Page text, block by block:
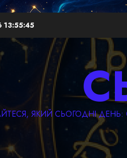
13:55:46
ЯКИЙ СЬОГОДНІ